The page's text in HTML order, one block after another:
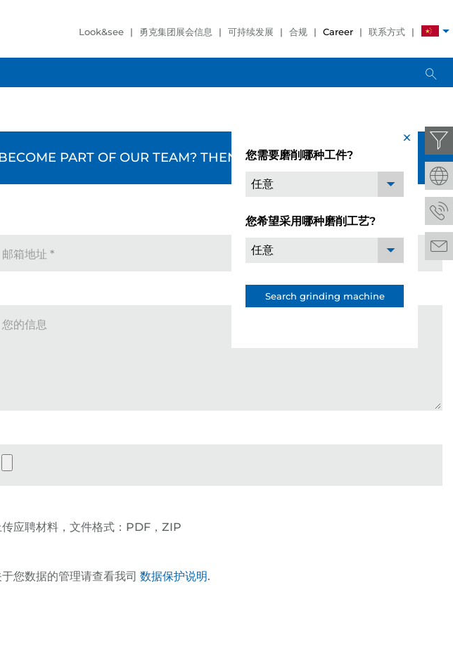
Look&see 勇克集团展会信息 可持续发展 合规 Career 联系方式
x
您需要磨削哪种工件?
任意
您希望采用哪种磨削工艺?
任意
Search grinding machine
PART OF OUR TEAM? THEN APPLY HERE:
邮箱地址 *
您的信息
Datei-Upload
传应聘材料，文件格式：PDF，ZIP
于您数据的管理请查看我司 数据保护说明.